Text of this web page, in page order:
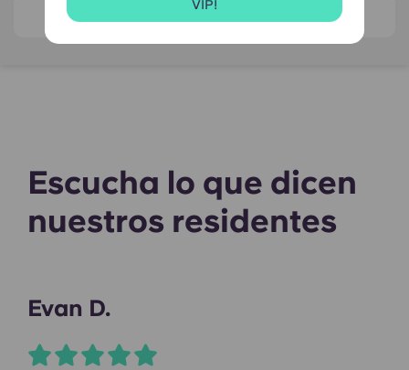
VIP!
Escucha lo que dicen
nuestros residentes
Evan D.